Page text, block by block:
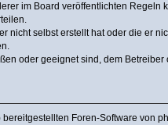
im Board veröffentlichten Regeln
nicht selbst erstellt hat oder die er
oder geeignet sind, dem
bereitgestellten Foren-Software von